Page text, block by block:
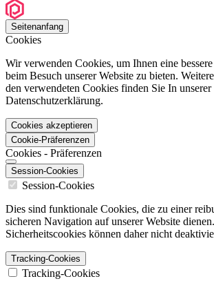
Seitenanfang
Cookies
Wir verwenden Cookies, um Ihnen eine
beim Besuch unserer Website zu bieten.
den verwendeten Cookies finden Sie In unserer
Datenschutzerklärung.
Cookies akzeptieren
Cookie-Präferenzen
Cookies - Präferenzen
Session-Cookies
Session-Cookies
Dies sind funktionale Cookies, die zu einer
sicheren Navigation auf unserer Website
Sicherheitscookies können daher nicht
Tracking-Cookies
Tracking-Cookies